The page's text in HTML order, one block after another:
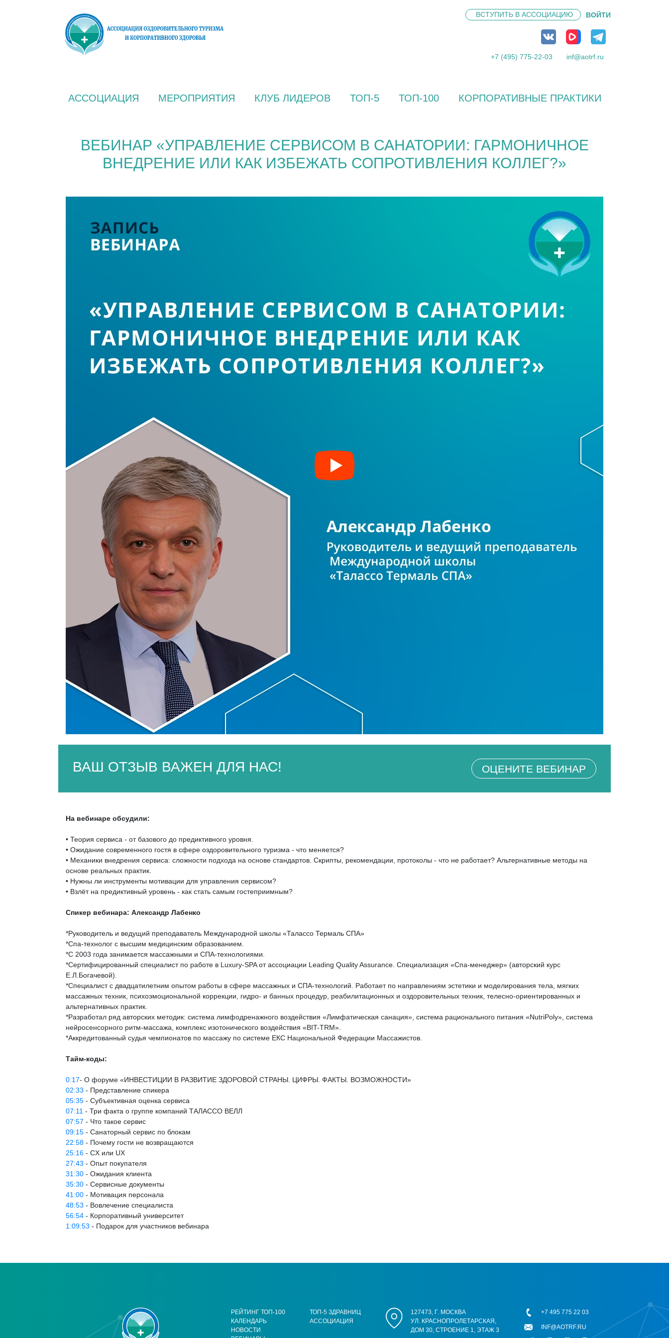
ВСТУПИТЬ В АССОЦИАЦИЮ ВОЙТИ
+7 (495) 775-22-03 inf@aotrf.ru
АССОЦИАЦИЯ МЕРОПРИЯТИЯ КЛУБ ЛИДЕРОВ ТОП-5 ТОП-100 КОРПОРАТИВНЫЕ ПРАКТИКИ
ВЕБИНАР «УПРАВЛЕНИЕ СЕРВИСОМ В САНАТОРИИ: ГАРМОНИЧНОЕ
ВНЕДРЕНИЕ ИЛИ КАК ИЗБЕЖАТЬ СОПРОТИВЛЕНИЯ КОЛЛЕГ?»
ВАШ ОТЗЫВ ВАЖЕН ДЛЯ НАС! ОЦЕНИТЕ ВЕБИНАР
На вебинаре обсудили:
• Теория сервиса - от базового до предиктивного уровня.
• Ожидание современного гостя в сфере оздоровительного туризма - что меняется?
• Механики внедрения сервиса: сложности подхода на основе стандартов. Скрипты, рекомендации, протоколы - что не работает? Альтернативные методы на
основе реальных практик.
• Нужны ли инструменты мотивации для управления сервисом?
• Взлёт на предиктивный уровень - как стать самым гостеприимным?
Спикер вебинара: Александр Лабенко
*Руководитель и ведущий преподаватель Международной школы «Талассо Термаль СПА»
*Спа-технолог с высшим медицинским образованием.
*С 2003 года занимается массажными и СПА-технологиями.
*Сертифицированный специалист по работе в Luxury-SPA от ассоциации Leading Quality Assurance. Специализация «Спа-менеджер» (авторский курс
Е.Л.Богачевой).
*Специалист с двадцатилетним опытом работы в сфере массажных и СПА-технологий. Работает по направлениям эстетики и моделирования тела, мягких
массажных техник, психоэмоциональной коррекции, гидро- и банных процедур, реабилитационных и оздоровительных техник, телесно-ориентированных и
альтернативных практик.
*Разработал ряд авторских методик: система лимфодренажного воздействия «Лимфатическая санация», система рационального питания «NutriPoly», система
нейросенсорного ритм-массажа, комплекс изотонического воздействия «BIT-TRM».
*Аккредитованный судья чемпионатов по массажу по системе ЕКС Национальной Федерации Массажистов.
Тайм-коды:
0:17- О форуме «ИНВЕСТИЦИИ В РАЗВИТИЕ ЗДОРОВОЙ СТРАНЫ. ЦИФРЫ. ФАКТЫ. ВОЗМОЖНОСТИ»
02:33 - Представление спикера
05:35 - Субъективная оценка сервиса
07:11 - Три факта о группе компаний ТАЛАССО ВЕЛЛ
07:57 - Что такое сервис
09:15 - Санаторный сервис по блокам
22:58 - Почему гости не возвращаются
25:16 - CX или UX
27:43 - Опыт покупателя
31:30 - Ожидания клиента
35:30 - Сервисные документы
41:00 - Мотивация персонала
48:53 - Вовлечение специалиста
56:54 - Корпоративный университет
1:09:53 - Подарок для участников вебинара
РЕЙТИНГ ТОП-100
КАЛЕНДАРЬ
НОВОСТИ
ТОП-5 ЗДРАВНИЦ
АССОЦИАЦИЯ
127473, Г. МОСКВА
УЛ. КРАСНОПРОЛЕТАРСКАЯ,
ДОМ 30, СТРОЕНИЕ 1, ЭТАЖ 3
+7 495 775 22 03
INF@AOTRF.RU